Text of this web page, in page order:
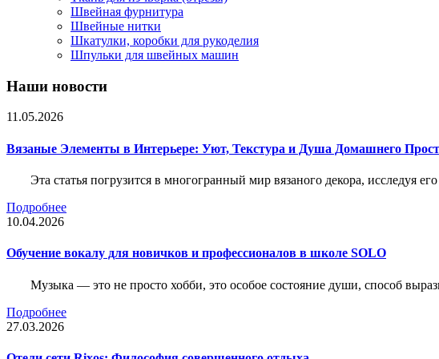
Швейная фурнитура
Швейные нитки
Шкатулки, коробки для рукоделия
Шпульки для швейных машин
Наши новости
11.05.2026
Вязаные Элементы в Интерьере: Уют, Текстура и Душа Домашнего
Эта статья погрузится в многогранный мир вязаного декора, исследуя
Подробнее
10.04.2026
Обучение вокалу для новичков и профессионалов в школе SOLO
Музыка — это не просто хобби, это особое состояние души, способ
Подробнее
27.03.2026